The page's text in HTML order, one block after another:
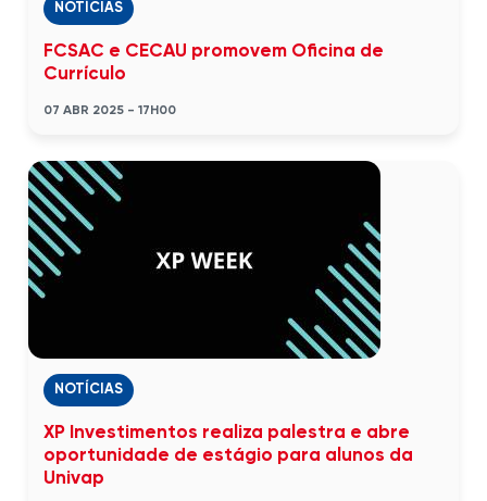
NOTÍCIAS
FCSAC e CECAU promovem Oficina de
Currículo
07 ABR 2025 - 17H00
NOTÍCIAS
XP Investimentos realiza palestra e abre
oportunidade de estágio para alunos da
Univap